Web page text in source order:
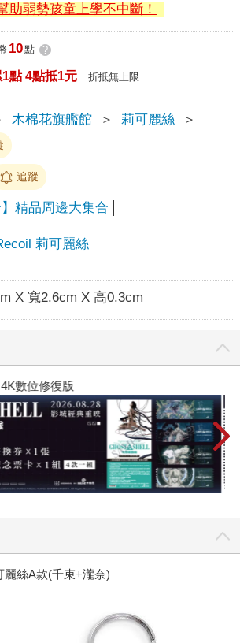
助弱勢孩童上學不中斷！
10點 ?
點 4點抵1元 折抵無上限
木棉花旗艦館 ＞ 莉可麗絲
＞
追蹤
】精品周邊大集合
莉可麗絲
X 寬2.6cm X 高0.3cm
數位修復版
絲A款(千束+瀧奈)